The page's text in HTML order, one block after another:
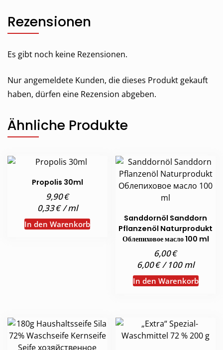
Rezensionen
Es gibt noch keine Rezensionen.
Nur angemeldete Kunden, die dieses Produkt gekauft
haben, dürfen eine Rezension abgeben.
Ähnliche Produkte
Propolis 30ml
9,90€
0,33€/ml
In den Warenkorb
Sanddornöl Sanddorn
Pflanzenöl Naturprodukt
Облепиховое масло 100 ml
6,00€
6,00€/ 100 ml
In den Warenkorb